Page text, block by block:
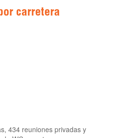
carretera
434 reuniones privadas y